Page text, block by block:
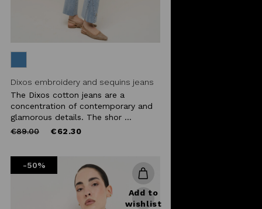
Dixos embroidery and sequins jeans
The Dixos cotton jeans are a
concentration of contemporary and
glamorous details. The shor ...
Price
€89.00to €62.30
-50%
Add to
wishlist